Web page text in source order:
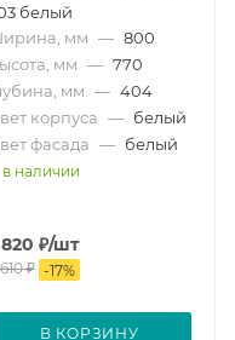
белый
мм — 800
мм — 770
мм — 404
корпуса — белый
фасада — белый
в наличии
₽/шт
₽ -17%
В КОРЗИНУ